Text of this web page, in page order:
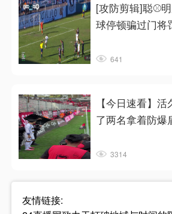
[攻防剪辑]聪⚾
球停顿骗过门将
641
【今日速看】
了两名拿着防爆
3314
友情链接: